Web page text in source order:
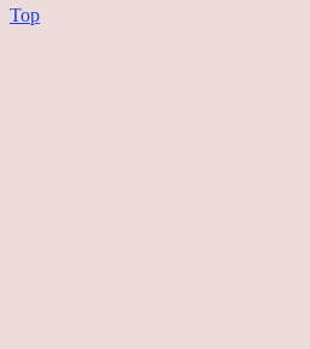
Top